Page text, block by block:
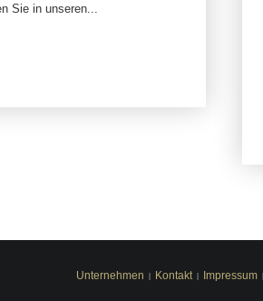
Sie in unseren...
Unternehmen Kontakt Impressum